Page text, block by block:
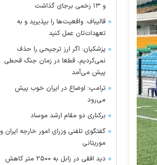
و ۱۳ زخمی برجای گذاشت
قالیباف: واقعیت‌ها را بپذیرید و به
تعهدات‌تان عمل کنید
پزشکیان: اگر ارز ترجیحی را حذف
نمی‌کردیم، قطعا در زمان جنگ قحطی
پیش می‌آمد
ترامپ: اوضاع در ایران خوب پیش
می‌رود
برکناری دو مقام ارشد موساد
گفتگوی تلفنی وزرای امور خارجه ایران و
موریتانی
دید افقی در زابل به ۲۵۰۰ متر کاهش